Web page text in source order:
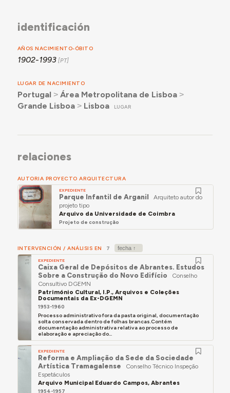
identificación
AÑOS NACIMIENTO-ÓBITO
1902-1993
LUGAR DE NACIMIENTO
Portugal ˃ Área Metropolitana de Lisboa ˃
Grande Lisboa˃ Lisboa LUGAR
relaciones
AUTORIA PROYECTO ARQUITECTURA
EXPEDIENTE
Parque Infantil de Arganil
Arquiteto autor do
projeto tipo
Arquivo da Universidade de Coimbra
Projeto de construção
INTERVENCIÓN / ANÁLISIS EN 7
EXPEDIENTE
Caixa Geral de Depósitos de Abrantes. Estudos
Sobre a Construção do Novo Edifício
Conselho
Consultivo DGEMN
Património Cultural, I.P., Arquivos e Coleções
Documentais da Ex-DGEMN
1953-1960
Processo administrativo fora da pasta original, documentação
solta conservada dentro de folhas brancas.Contém
documentação administrativa relativa ao processo de
elaboração e apreciação do...
EXPEDIENTE
Reforma e Ampliação da Sede da Sociedade
Artística Tramagalense
Conselho Técnico Inspeção
Espetáculos
Arquivo Municipal Eduardo Campos, Abrantes
1954-1957